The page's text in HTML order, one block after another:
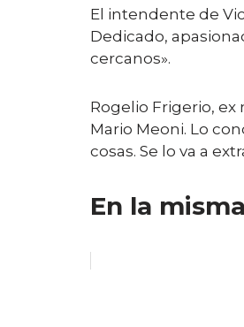
El intendente de
Dedicado,
cercanos».
Rogelio Frigerio,
Mario Meoni. Lo
cosas. Se lo va a
En la